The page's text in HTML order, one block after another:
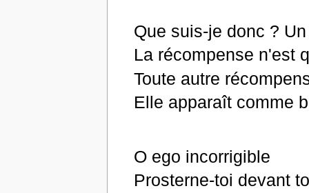
Que suis-je donc ?
La récompense n'est
Toute autre
Elle apparaît comme
O ego incorrigible
Prosterne-toi devant